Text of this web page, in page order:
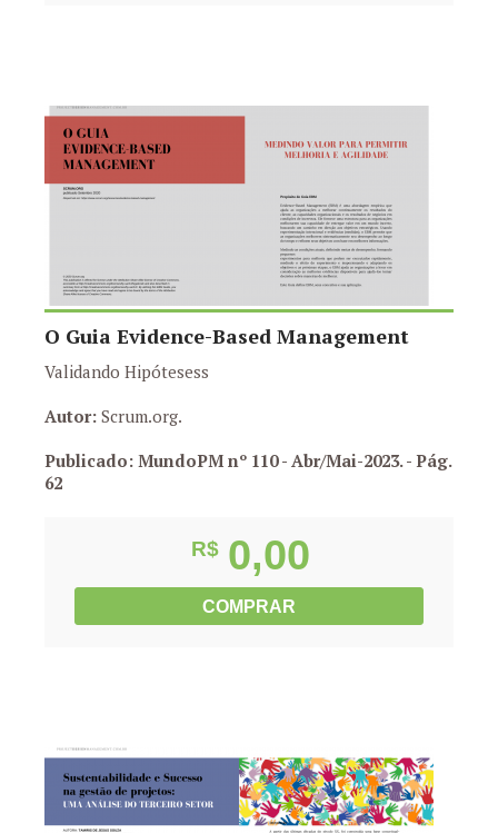
O Guia Evidence-Based Management
Validando Hipótesess
Autor: Scrum.org.
Publicado: MundoPM nº 110 - Abr/Mai-2023.- Pág.
62
R$ 0,00
COMPRAR